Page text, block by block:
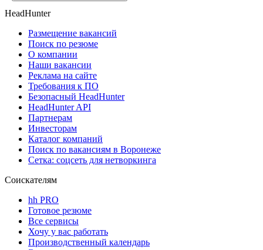
HeadHunter
Размещение вакансий
Поиск по резюме
О компании
Наши вакансии
Реклама на сайте
Требования к ПО
Безопасный HeadHunter
HeadHunter API
Партнерам
Инвесторам
Каталог компаний
Поиск по вакансиям в Воронеже
Сетка: соцсеть для нетворкинга
Соискателям
hh PRO
Готовое резюме
Все сервисы
Хочу у вас работать
Производственный календарь